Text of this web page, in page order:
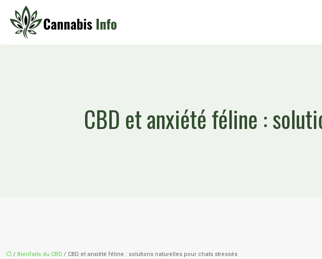
CBD et anxiété féline :
/ Bienfaits du CBD / CBD et anxiété féline : solutions naturelles pour chats stressés